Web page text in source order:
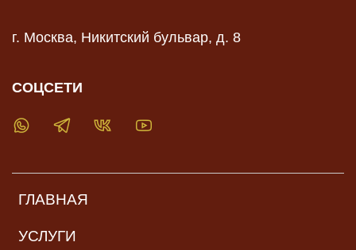
ГЛАВНАЯ
УСЛУГИ
г. Москва, Никитский бульвар, д. 8
СОЦСЕТИ